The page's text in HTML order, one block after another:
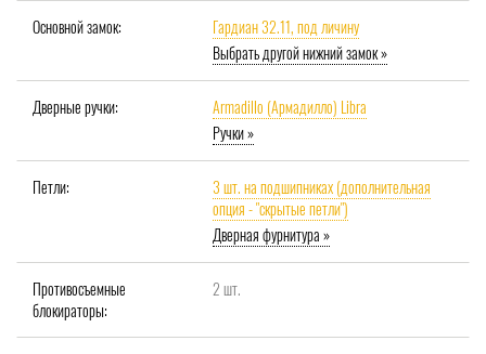
Основной замок:
Гардиан 32.11, под личину
Выбрать другой нижний замок »
Дверные ручки:
Armadillo (Армадилло) Libra
Ручки »
Петли:
3 шт. на подшипниках (дополнительная
опция - "скрытые петли")
Дверная фурнитура »
Противосъемные
блокираторы:
2 шт.